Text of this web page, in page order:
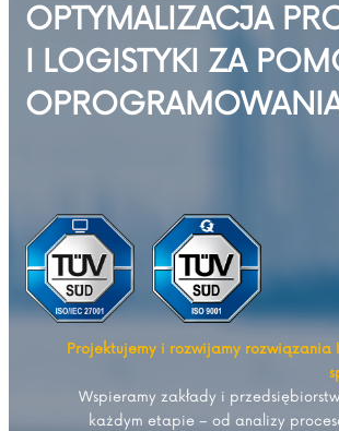
OPTYMALIZACJA
I LOGISTYKI ZA
Projektujemy i rozwijamy rozwiązania
Wspieramy zakłady i
każdym etapie – od analizy